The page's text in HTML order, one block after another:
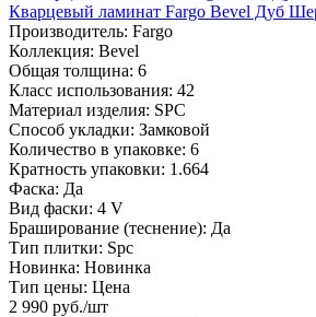
Кварцевый ламинат Fargo Bevel Дуб
Производитель: Fargo
Коллекция: Bevel
Общая толщина: 6
Класс использования: 42
Материал изделия: SPC
Способ укладки: Замковой
Количество в упаковке: 6
Кратность упаковки: 1.664
Фаска: Да
Вид фаски: 4 V
Браширование (теснение): Да
Тип плитки: Spc
Новинка: Новинка
Тип цены: Цена
2 990 руб./шт